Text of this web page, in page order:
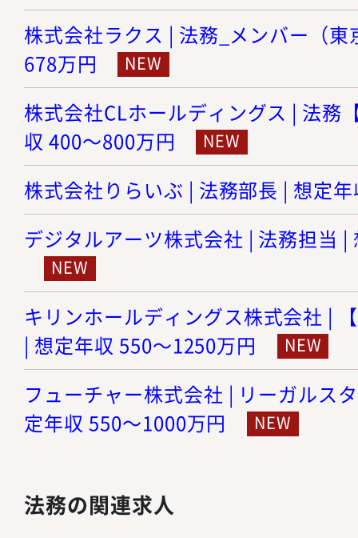
株式会社ラクス | 法務_メンバー（
678万円
株式会社CLホールディングス | 法務
収 400～800万円
株式会社りらいぶ | 法務部長 | 想定
デジタルアーツ株式会社 | 法務担当
キリンホールディングス株式会社 |
| 想定年収 550～1250万円
フューチャー株式会社 | リーガルス
定年収 550～1000万円
法務の関連求人